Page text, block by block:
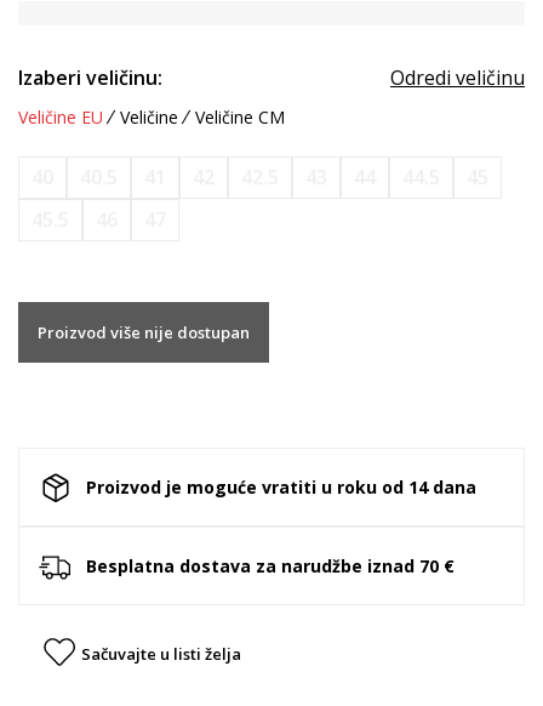
Izaberi veličinu: Odredi veličinu
Veličine EU Veličine Veličine CM
Proizvod više nije dostupan
Proizvod je moguće vratiti u roku od 14 dana
Besplatna dostava za narudžbe iznad 70 €
Sačuvajte u listi želja